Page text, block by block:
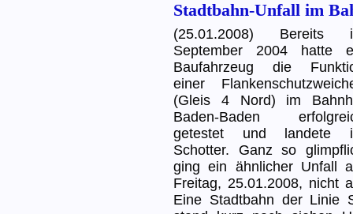
Stadtbahn-Unfall im
(25.01.2008) Bereits
September 2004 hatte
Baufahrzeug die
einer
(Gleis 4 Nord) im
Baden-Baden
getestet und landete
Schotter. Ganz so
ging ein ähnlicher Unfall
Freitag, 25.01.2008, nicht
Eine Stadtbahn der Linie